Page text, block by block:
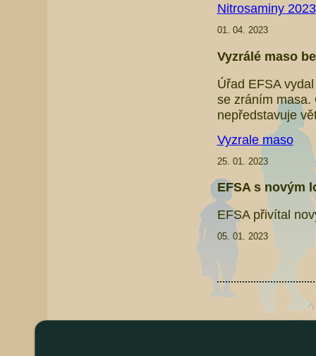
Nitrosaminy 2023
01. 04. 2023
Vyzrálé maso
Úřad EFSA
se zráním masa.
nepředstavuje
Vyzrale maso
25. 01. 2023
EFSA s novým
EFSA přivítal
05. 01. 2023